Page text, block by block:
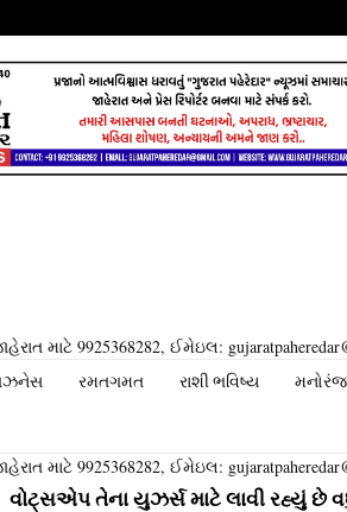
માટે 9925368282, ઈમેઇલ:
રમતગમત રાશી ભવિષ્ય
માટે 9925368282, ઈમેઇલ:
તેના યુઝર્સ માટે લાવી રહ્યું છે વધુ એક